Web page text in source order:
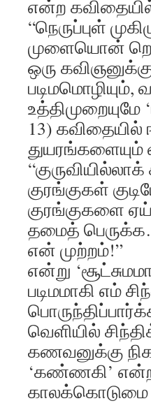
என்ற
“நெருப்புள்
முளையொன்
ஒரு
படிமமொழியும்,
13) கவிதையில்
துயரங்களையும்
குரங்குகள்
குரங்குகளை
தமைத்
என் முற்றம்!”
என்று
படிமமாகி எம்
வெளியில்
கணவனுக்கு
‘கண்ணகி’
காலக்கொடுமை